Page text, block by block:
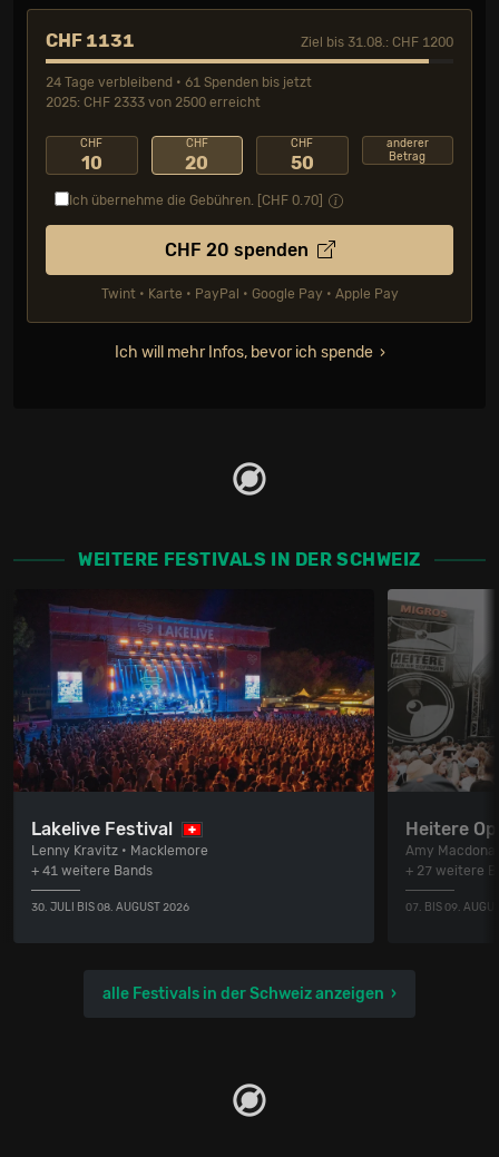
CHF 1131 Ziel bis 31.08.: CHF 1200
24 Tage verbleibend • 61 Spenden bis jetzt
2025: CHF 2333 von 2500 erreicht
CHF
10
CHF
20
CHF
50
anderer
Betrag
Ich übernehme die Gebühren. [CHF 0.70
CHF 20 spenden
Twint • Karte • PayPal • Google Pay • Apple Pay
Ich will mehr Infos, bevor ich spende
WEITERE FESTIVALS IN DER SCHWEIZ
Lakelive Festival
Lenny Kravitz • Macklemore
+ 41 weitere Bands
30. JULI BIS 08. AUGUST 2026
Heitere
Amy
+ 27 weitere
07. BIS 09.
alle Festivals in der Schweiz anzeigen